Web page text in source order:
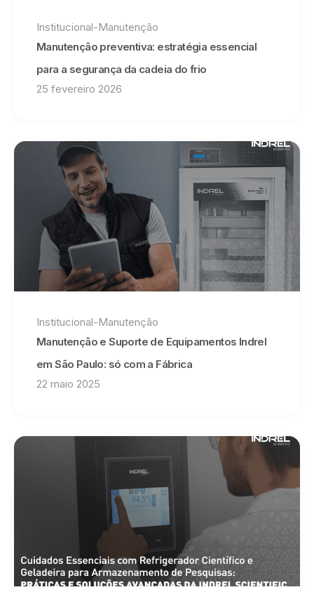
Institucional-Manutenção
Manutenção preventiva: estratégia essencial
para a segurança da cadeia do frio
25 fevereiro 2026
Institucional-Manutenção
Manutenção e Suporte de Equipamentos Indrel
em São Paulo: só com a Fábrica
22 maio 2025